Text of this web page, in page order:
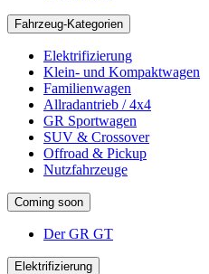
Fahrzeug-Kategorien
Elektrifizierung
Klein- und Kompaktwagen
Familienwagen
Allradantrieb / 4x4
GR Sportwagen
SUV & Crossover
Offroad & Pickup
Nutzfahrzeuge
Coming soon
Der GR GT
Elektrifizierung